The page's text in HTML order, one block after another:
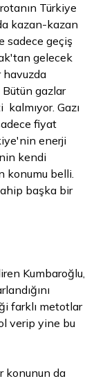
Türkiye
kazan-kazan
sadece geçiş
gelecek
havuzda
gazlar
Gazı
fiyat
enerji
kendi
konumu belli.
başka bir
Kumbaroğlu,
farklı metotlar
verip yine bu
konunun da